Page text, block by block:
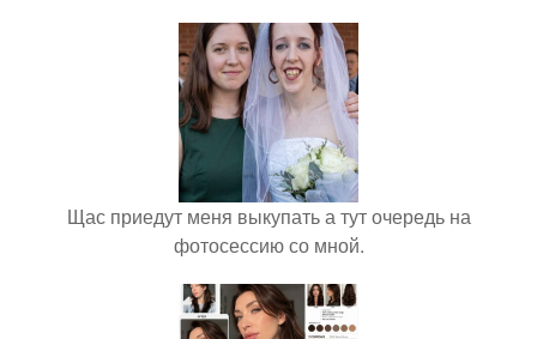
Щас приедут меня выкупать а тут очередь на
фотосессию со мной.